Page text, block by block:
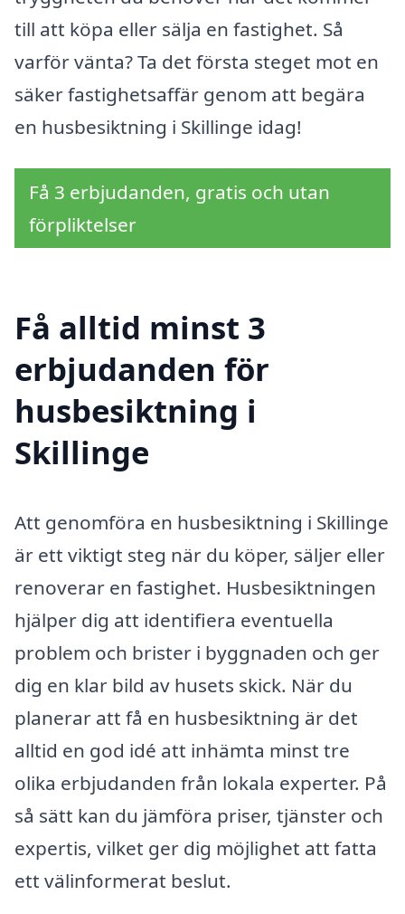
till att köpa eller sälja en fastighet. Så
varför vänta? Ta det första steget mot en
säker fastighetsaffär genom att begära
en husbesiktning i Skillinge idag!
Få 3 erbjudanden, gratis och utan
förpliktelser
Få alltid minst 3
erbjudanden för
husbesiktning i
Skillinge
Att genomföra en husbesiktning i Skillinge
är ett viktigt steg när du köper, säljer eller
renoverar en fastighet. Husbesiktningen
hjälper dig att identifiera eventuella
problem och brister i byggnaden och ger
dig en klar bild av husets skick. När du
planerar att få en husbesiktning är det
alltid en god idé att inhämta minst tre
olika erbjudanden från lokala experter. På
så sätt kan du jämföra priser, tjänster och
expertis, vilket ger dig möjlighet att fatta
ett välinformerat beslut.